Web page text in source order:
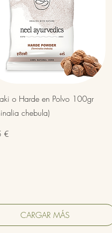
Vista rápida
o Harde en Polvo 100gr
chebula)
€
CARGAR MÁS